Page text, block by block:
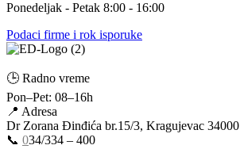
Ponedeljak - Petak 8:00 - 16:00
Podaci firme i rok isporuke
🕒 Radno vreme
Pon–Pet: 08–16h
📍 Adresa
Dr Zorana Đinđića br.15/3, Kragujevac 34000
📞 034/334 – 400